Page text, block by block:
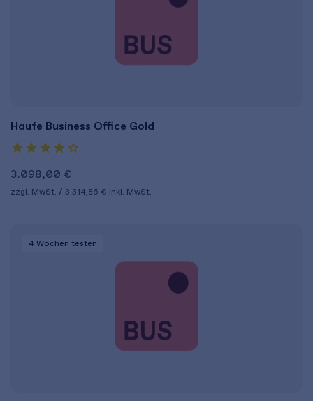
Haufe Business Office Gold
3.098,00 €
zzgl. MwSt. 3.314,86 € inkl. MwSt.
4 Wochen testen